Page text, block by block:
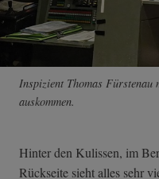
Inspizient Thomas Fürstenau
auskommen.
Hinter den Kulissen, im
Rückseite sieht alles sehr